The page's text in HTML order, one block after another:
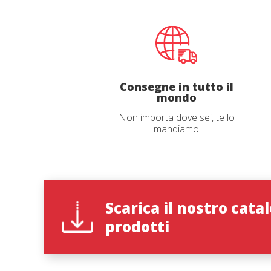
Consegne in tutto il
mondo
Non importa dove sei, te lo
mandiamo
Scarica il nostro
prodotti
Paese*